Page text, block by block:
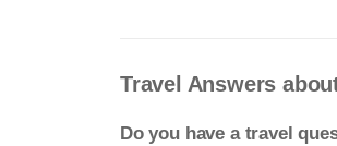
Travel Answers
Do you have a travel